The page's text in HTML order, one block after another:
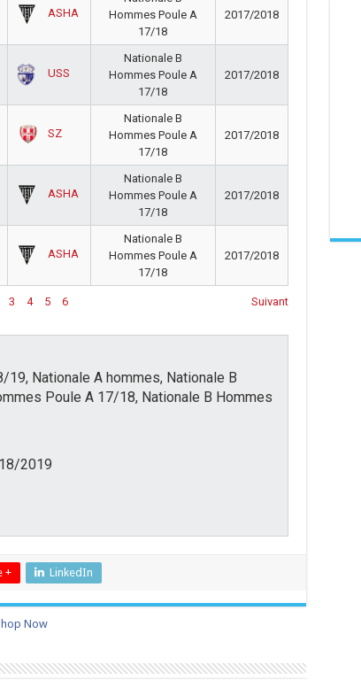
ASHA
Hommes Poule A
17/18
2017/2018
USS
Nationale B
Hommes Poule A
17/18
2017/2018
SZ
Nationale B
Hommes Poule A
17/18
2017/2018
ASHA
Nationale B
Hommes Poule A
17/18
2017/2018
ASHA
Nationale B
Hommes Poule A
17/18
2017/2018
3 4 5 6 Suivant
Nationale A hommes, Nationale B
Poule A 17/18, Nationale B Hommes
2019
+ LinkedIn